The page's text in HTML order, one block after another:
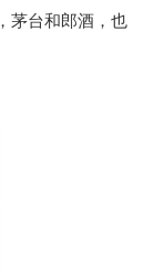
茅台和郎酒，也